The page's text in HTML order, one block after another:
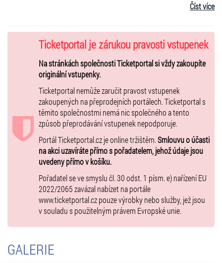
Loleta Popleta, tak si i
náhodou vyhládlo, zachrání násMňamáček.
Obrovský 2 metrový maskotŇufáčekvystoupí se svou novou
Až budu veliký. Kdo doteď netancoval, musí se přidat s
Hejbni kostrou. Pokračovat budeme bláznivou diskotékou s hity:
Bláznivý den, Hakuna matata, Princ Bajaja, Čert a Káča, Jdi za svým
snem a Snílkové
Na úplný závěr nezapomeneme ani naJojojo nenenev nové
diskoverzi. Pořádně to roztočíme sTanči, tančia malí i velcí tanečníci
si zazpívajíJájájá. Na jevišti a v hledišti se potkají ti nejlepšíKamarádi
v naší nezapomenutelnéNejvětší show!
Zkrátka, bude to pořádná jízda, s velkýmŇufáčkem, maloukočičkou
klávesákempanem Doremi, a jako překvapení, taky se světluškou
HopsalkouneboHoupalkou. A samozřejmě nebudeme chybět ani
Těšíme se na vás, Vaši Štístko a Poupěnka
PŘI NÁKUPU 4 VSTUPENEK (společně v jednom nákupu) SI MŮŽETE
2. Voucher na měsíční předplatné ke všem našim filmům a pohádkám
nakukino.tv
Číst více
Ticketportal je zárukou pravosti vstupenek
Na stránkách společnosti Ticketportal si vždy zakoupíte
originální vstupenky.
Ticketportal nemůže zaručit pravost vstupenek
zakoupených na přeprodejních portálech. Ticketportal s
těmito společnostmi nemá nic společného a tento
způsob přeprodávání vstupenek nepodporuje.
Portál Ticketportal.cz je online tržištěm.Smlouvu o účasti
na akci uzavíráte přímo s pořadatelem, jehož údaje jsou
uvedeny přímo v košíku.
Pořadatel se ve smyslu čl. 30 odst. 1 písm. e) nařízení EU
2022/2065 zavázal nabízet na portále
www.ticketportal.cz pouze výrobky nebo služby, jež jsou
v souladu s použitelným právem Evropské unie.
GALERIE